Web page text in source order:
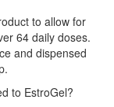
to allow for
64 daily doses.
and dispensed
to EstroGel?